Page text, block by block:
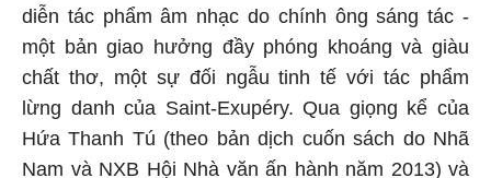
diễn tác phẩm âm nhạc do chính ông sáng tác -
một bản giao hưởng đầy phóng khoáng và giàu
chất thơ, một sự đối ngẫu tinh tế với tác phẩm
lừng danh của Saint-Exupéry. Qua giọng kể của
Hứa Thanh Tú (theo bản dịch cuốn sách do Nhã
Nam và NXB Hội Nhà văn ấn hành năm 2013) và